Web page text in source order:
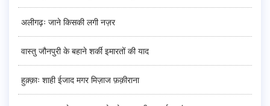
अलीगढ़ः जाने किसकी लगी नज़र
वास्तु जौनपुरी के बहाने शर्की इमारतों की याद
हुक़्क़ाः शाही ईजाद मगर मिज़ाज फ़क़ीराना